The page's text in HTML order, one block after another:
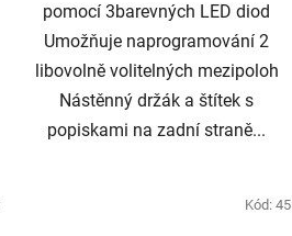
pomocí 3barevných LED diod
Umožňuje naprogramování 2
libovolně volitelných mezipoloh
Nástěnný držák a štítek s
popiskami na zadní straně...
Kód: 45